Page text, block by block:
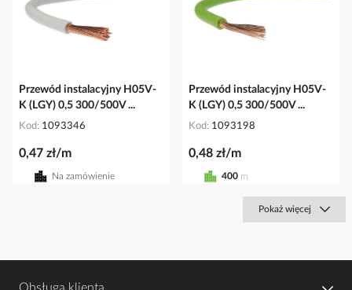
Przewód instalacyjny H05V-
K (LGY) 0,5 300/500V ...
Kod 1093346
0,47 zł/m
Na zamówienie
Przewód instalacyjny H05V-
K (LGY) 0,5 300/500V ...
Kod 1093198
0,48 zł/m
400 m
Pokaż więcej